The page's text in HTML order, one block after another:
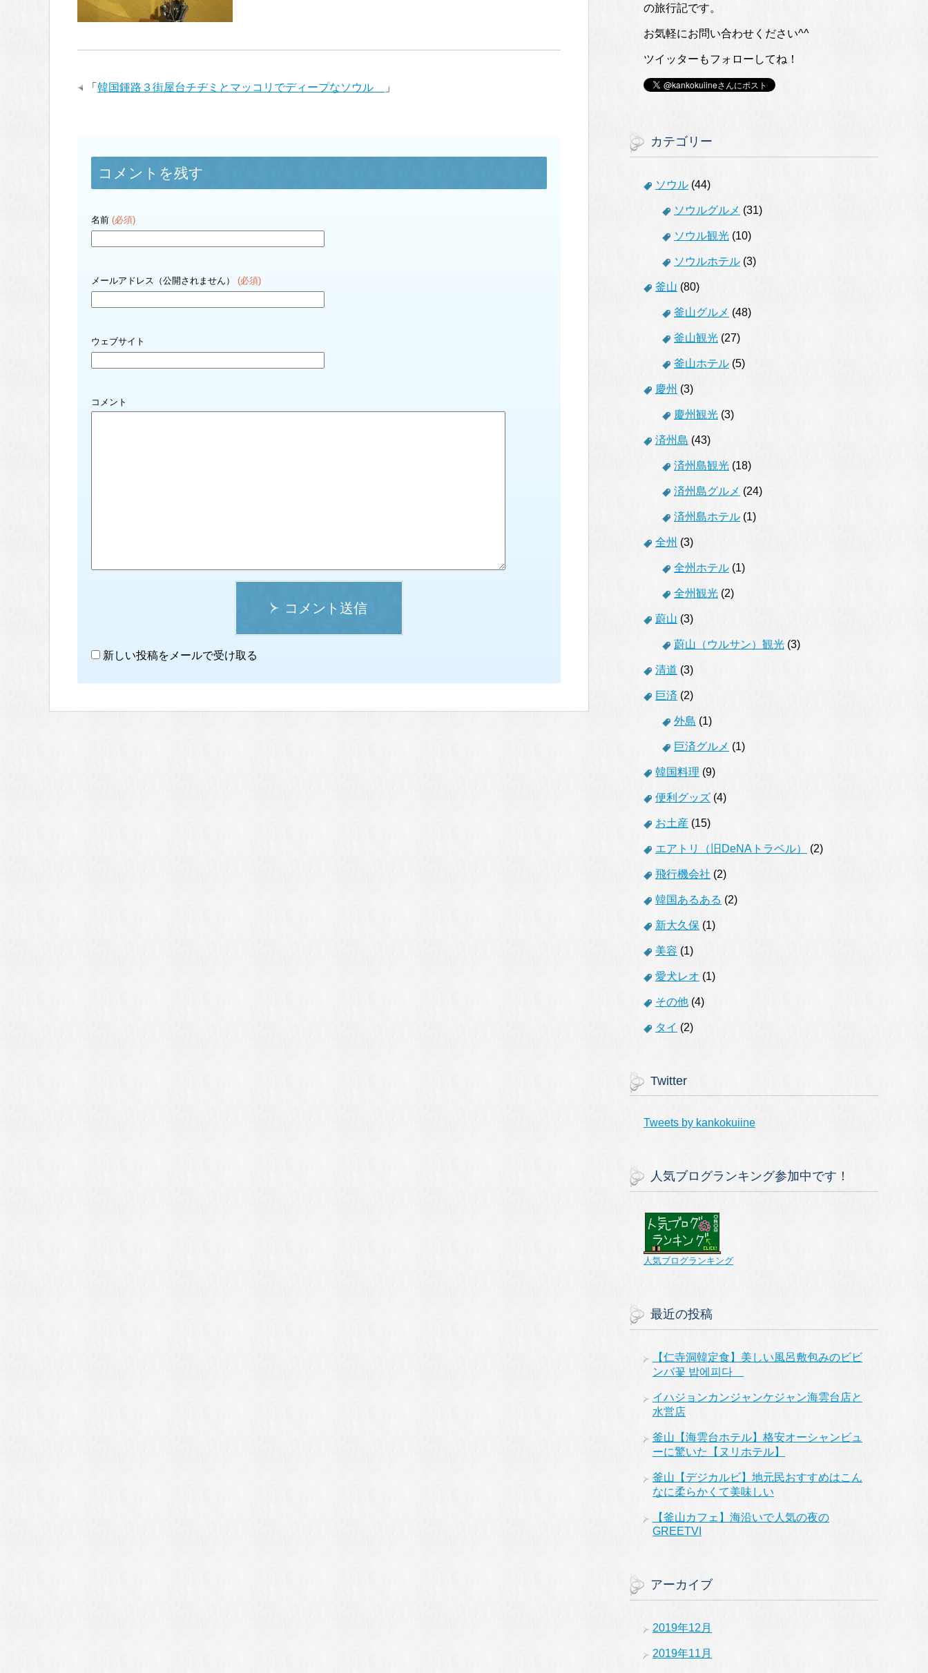
「 韓国鍾路３街屋台チヂミとマッコリでディープなソウル 」
コメントを残す
名前 (必須)
メールアドレス（公開されません） (必須)
ウェブサイト
コメント
コメント送信
新しい投稿をメールで受け取る
の旅行記です。
お気軽にお問い合わせください^^
ツイッターもフォローしてね！
カテゴリー
ソウル (44)
ソウルグルメ (31)
ソウル観光 (10)
ソウルホテル (3)
釜山 (80)
釜山グルメ (48)
釜山観光 (27)
釜山ホテル (5)
慶州 (3)
慶州観光 (3)
済州島 (43)
済州島観光 (18)
済州島グルメ (24)
済州島ホテル (1)
全州 (3)
全州ホテル (1)
全州観光 (2)
蔚山 (3)
蔚山（ウルサン）観光 (3)
清道 (3)
巨済 (2)
外島 (1)
巨済グルメ (1)
韓国料理 (9)
便利グッズ (4)
お土産 (15)
エアトリ（旧DeNAトラベル） (2)
飛行機会社 (2)
韓国あるある (2)
新大久保 (1)
美容 (1)
愛犬レオ (1)
その他 (4)
タイ (2)
Twitter
Tweets by kankokuiine
人気ブログランキング参加中です！
人気ブログランキング
最近の投稿
【仁寺洞韓定食】美しい風呂敷包みのビビ
ンバ꽃 밥에피다
イハジョンカンジャンケジャン海雲台店と
水営店
釜山【海雲台ホテル】格安オーシャンビュ
ーに驚いた【ヌリホテル】
釜山【デジカルビ】地元民おすすめはこん
なに柔らかくて美味しい
【釜山カフェ】海沿いで人気の夜の
GREETVI
アーカイブ
2019年12月
2019年11月